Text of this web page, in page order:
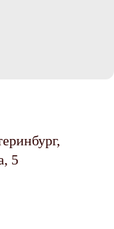
5